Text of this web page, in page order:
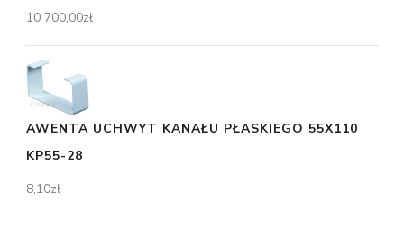
10 700,00zł
AWENTA UCHWYT KANAŁU PŁASKIEGO 55X110
KP55-28
8,10zł